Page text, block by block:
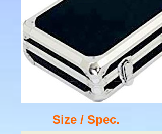
Size / Spec.